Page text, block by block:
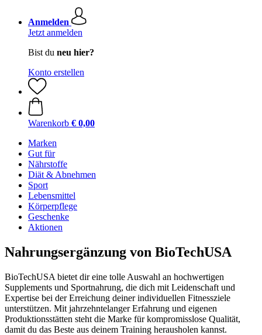
Anmelden
Jetzt anmelden
Bist du neu hier?
Konto erstellen
Warenkorb € 0,00
Marken
Gut für
Nährstoffe
Diät & Abnehmen
Sport
Lebensmittel
Körperpflege
Geschenke
Aktionen
Nahrungsergänzung von BioTechUSA
BioTechUSA bietet dir eine tolle Auswahl an hochwertigen
Supplements und Sportnahrung, die dich mit Leidenschaft und
Expertise bei der Erreichung deiner individuellen Fitnessziele
unterstützen. Mit jahrzehntelanger Erfahrung und eigenen
Produktionsstätten steht die Marke für kompromisslose Qualität,
damit du das Beste aus deinem Training herausholen kannst.